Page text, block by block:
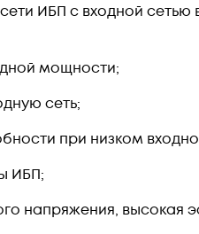
ИБП с входной
мощности;
сеть;
при низком
ИБП;
напряжения, высокая